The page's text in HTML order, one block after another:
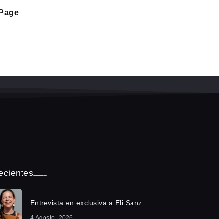
Entrevista en exclusiva a Eli Sanz
4 Agosto, 2026